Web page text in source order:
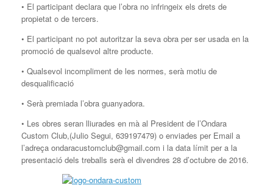
• El participant declara que l’obra no infringeix els drets de
propietat o de tercers.
• El participant no pot autoritzar la seva obra per ser usada en la
promoció de qualsevol altre producte.
• Qualsevol incompliment de les normes, serà motiu de
desqualificació
• Serà premiada l’obra guanyadora.
• Les obres seran lliurades en mà al President de l’Ondara
Custom Club,(Julio Segui, 639197479) o enviades per Email a
l’adreça ondaracustomclub@gmail.com i la data límit per a la
presentació dels treballs serà el divendres 28 d’octubre de 2016.